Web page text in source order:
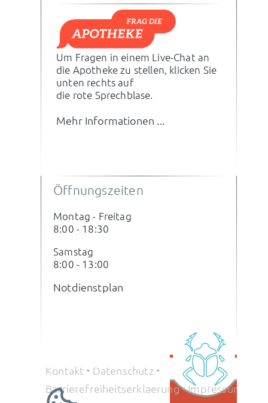
Um Fragen in einem Live-Chat an
die Apotheke zu stellen, klicken Sie
unten rechts auf
die rote Sprechblase.
Mehr Informationen ...
Öffnungszeiten
Montag - Freitag
8:00 - 18:30
Samstag
8:00 - 13:00
Notdienstplan
Kontakt • Datenschutz •
Barrierefreiheitserklaerung •Impressum